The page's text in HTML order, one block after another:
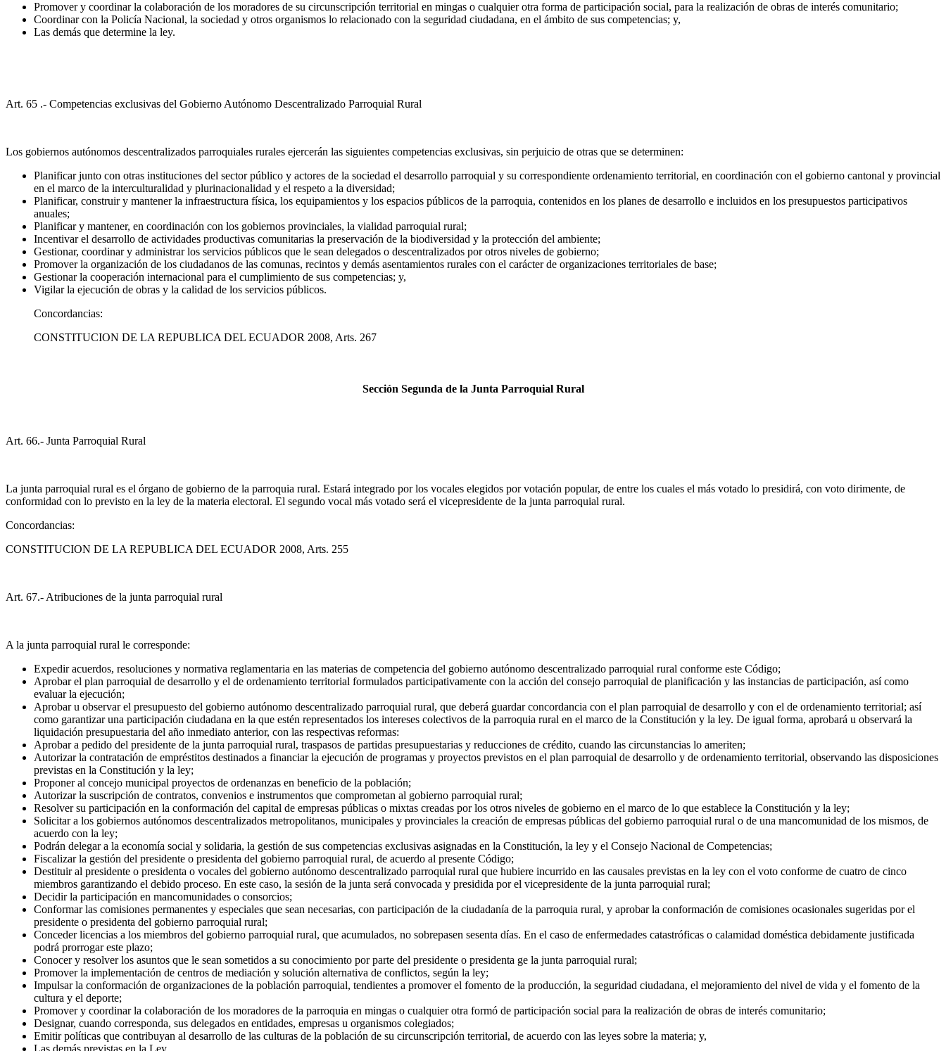
Promover y coordinar la colaboración de los moradores de su circunscripción territorial en mingas o cualquier otra forma de participación social, para la realización de obras de interés comunitario;
Coordinar con la Policía Nacional, la sociedad y otros organismos lo relacionado con la seguridad ciudadana, en el ámbito de sus competencias; y,
Las demás que determine la ley.
Art. 65 .- Competencias exclusivas del Gobierno Autónomo Descentralizado Parroquial Rural
Los gobiernos autónomos descentralizados parroquiales rurales ejercerán las siguientes competencias exclusivas, sin perjuicio de otras que se determinen:
Planificar junto con otras instituciones del sector público y actores de la sociedad el desarrollo parroquial y su correspondiente ordenamiento territorial, en coordinación con el gobierno cantonal y provincial
en el marco de la interculturalidad y plurinacionalidad y el respeto a la diversidad;
Planificar, construir y mantener la infraestructura física, los equipamientos y los espacios públicos de la parroquia, contenidos en los planes de desarrollo e incluidos en los presupuestos participativos
anuales;
Planificar y mantener, en coordinación con los gobiernos provinciales, la vialidad parroquial rural;
Incentivar el desarrollo de actividades productivas comunitarias la preservación de la biodiversidad y la protección del ambiente;
Gestionar, coordinar y administrar los servicios públicos que le sean delegados o descentralizados por otros niveles de gobierno;
Promover la organización de los ciudadanos de las comunas, recintos y demás asentamientos rurales con el carácter de organizaciones territoriales de base;
Gestionar la cooperación internacional para el cumplimiento de sus competencias; y,
Vigilar la ejecución de obras y la calidad de los servicios públicos.
Concordancias:
CONSTITUCION DE LA REPUBLICA DEL ECUADOR 2008, Arts. 267
Sección Segunda de la Junta Parroquial Rural
Art. 66.- Junta Parroquial Rural
La junta parroquial rural es el órgano de gobierno de la parroquia rural. Estará integrado por los vocales elegidos por votación popular, de entre los cuales el más votado lo presidirá, con voto dirimente, de
conformidad con lo previsto en la ley de la materia electoral. El segundo vocal más votado será el vicepresidente de la junta parroquial rural.
Concordancias:
CONSTITUCION DE LA REPUBLICA DEL ECUADOR 2008, Arts. 255
Art. 67.- Atribuciones de la junta parroquial rural
A la junta parroquial rural le corresponde:
Expedir acuerdos, resoluciones y normativa reglamentaria en las materias de competencia del gobierno autónomo descentralizado parroquial rural conforme este Código;
Aprobar el plan parroquial de desarrollo y el de ordenamiento territorial formulados participativamente con la acción del consejo parroquial de planificación y las instancias de participación, así como
evaluar la ejecución;
Aprobar u observar el presupuesto del gobierno autónomo descentralizado parroquial rural, que deberá guardar concordancia con el plan parroquial de desarrollo y con el de ordenamiento territorial; así
como garantizar una participación ciudadana en la que estén representados los intereses colectivos de la parroquia rural en el marco de la Constitución y la ley. De igual forma, aprobará u observará la
liquidación presupuestaria del año inmediato anterior, con las respectivas reformas:
Aprobar a pedido del presidente de la junta parroquial rural, traspasos de partidas presupuestarias y reducciones de crédito, cuando las circunstancias lo ameriten;
Autorizar la contratación de empréstitos destinados a financiar la ejecución de programas y proyectos previstos en el plan parroquial de desarrollo y de ordenamiento territorial, observando las disposiciones
previstas en la Constitución y la ley;
Proponer al concejo municipal proyectos de ordenanzas en beneficio de la población;
Autorizar la suscripción de contratos, convenios e instrumentos que comprometan al gobierno parroquial rural;
Resolver su participación en la conformación del capital de empresas públicas o mixtas creadas por los otros niveles de gobierno en el marco de lo que establece la Constitución y la ley;
Solicitar a los gobiernos autónomos descentralizados metropolitanos, municipales y provinciales la creación de empresas públicas del gobierno parroquial rural o de una mancomunidad de los mismos, de
acuerdo con la ley;
Podrán delegar a la economía social y solidaria, la gestión de sus competencias exclusivas asignadas en la Constitución, la ley y el Consejo Nacional de Competencias;
Fiscalizar la gestión del presidente o presidenta del gobierno parroquial rural, de acuerdo al presente Código;
Destituir al presidente o presidenta o vocales del gobierno autónomo descentralizado parroquial rural que hubiere incurrido en las causales previstas en la ley con el voto conforme de cuatro de cinco
miembros garantizando el debido proceso. En este caso, la sesión de la junta será convocada y presidida por el vicepresidente de la junta parroquial rural;
Decidir la participación en mancomunidades o consorcios;
Conformar las comisiones permanentes y especiales que sean necesarias, con participación de la ciudadanía de la parroquia rural, y aprobar la conformación de comisiones ocasionales sugeridas por el
presidente o presidenta del gobierno parroquial rural;
Conceder licencias a los miembros del gobierno parroquial rural, que acumulados, no sobrepasen sesenta días. En el caso de enfermedades catastróficas o calamidad doméstica debidamente justificada
podrá prorrogar este plazo;
Conocer y resolver los asuntos que le sean sometidos a su conocimiento por parte del presidente o presidenta ge la junta parroquial rural;
Promover la implementación de centros de mediación y solución alternativa de conflictos, según la ley;
Impulsar la conformación de organizaciones de la población parroquial, tendientes a promover el fomento de la producción, la seguridad ciudadana, el mejoramiento del nivel de vida y el fomento de la
cultura y el deporte;
Promover y coordinar la colaboración de los moradores de la parroquia en mingas o cualquier otra formó de participación social para la realización de obras de interés comunitario;
Designar, cuando corresponda, sus delegados en entidades, empresas u organismos colegiados;
Emitir políticas que contribuyan al desarrollo de las culturas de la población de su circunscripción territorial, de acuerdo con las leyes sobre la materia; y,
Las demás previstas en la Ley.